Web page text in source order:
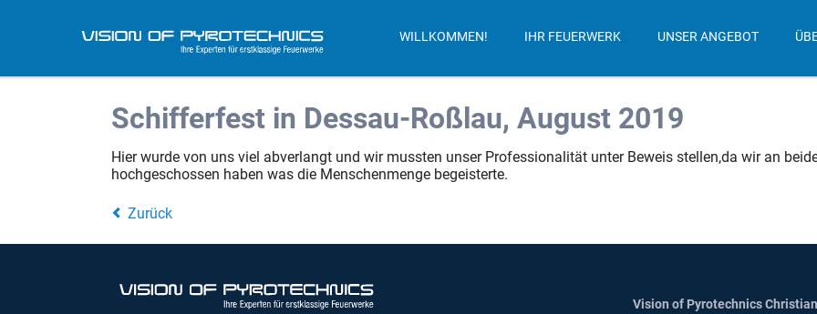
WILLKOMMEN! IHR FEUERWERK UNSER ANGEBOT
Schifferfest in Dessau-Roßlau, August 2019
Hier wurde von uns viel abverlangt und wir mussten unser Professionalität unter Beweis stellen,da wir an
hochgeschossen haben was die Menschenmenge begeisterte.
Zurück
Vision of Pyrotechnics